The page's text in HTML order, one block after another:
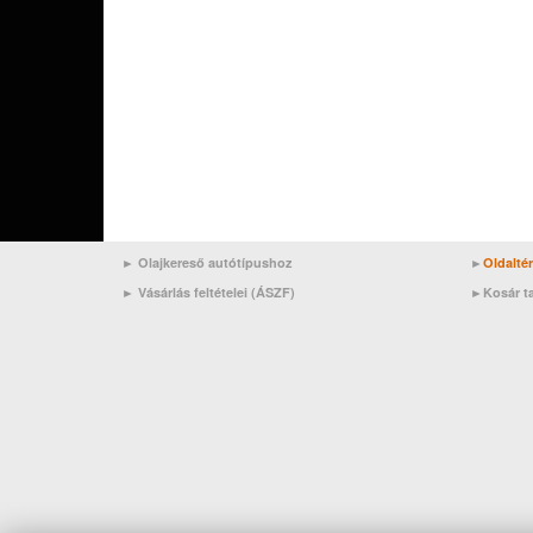
► Olajkereső autótípushoz
► Vásárlás feltételei (ÁSZF)
►
► Kosár